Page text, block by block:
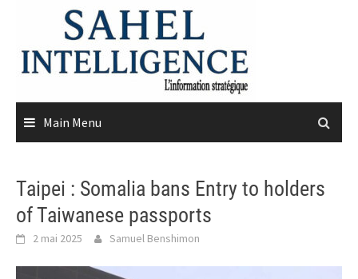
content
Main Menu
Taipei : Somalia bans Entry to holders
of Taiwanese passports
2 mai 2025 Samuel Benshimon